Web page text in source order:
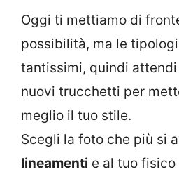
Oggi ti mettiamo di
possibilità, ma le
tantissimi, quindi
nuovi trucchetti per
meglio il tuo stile.
Scegli la foto che più si
lineamenti e al tuo